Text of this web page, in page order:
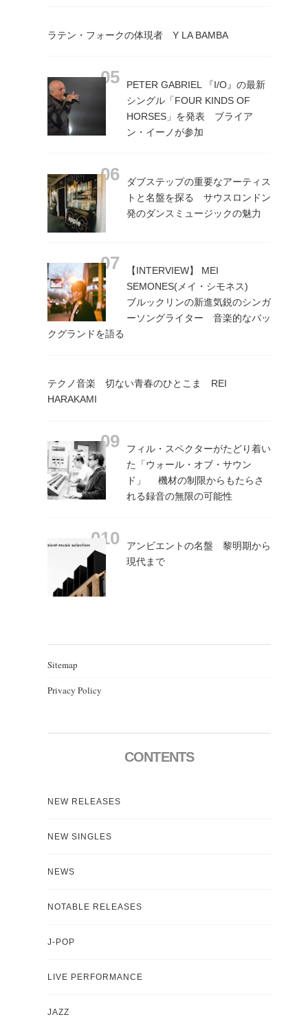
ラテン・フォークの体現者 Y LA BAMBA
PETER GABRIEL 『I/O』の最新
シングル「FOUR KINDS OF
HORSES」を発表 ブライア
ン・イーノが参加
ダブステップの重要なアーティス
トと名盤を探る サウスロンドン
発のダンスミュージックの魅力
【INTERVIEW】 MEI
SEMONES(メイ・シモネス)
ブルックリンの新進気鋭のシンガ
ーソングライター 音楽的なバッ
クグランドを語る
テクノ音楽 切ない青春のひとこま REI
HARAKAMI
フィル・スペクターがたどり着い
た「ウォール・オブ・サウン
ド」 機材の制限からもたらさ
れる録音の無限の可能性
アンビエントの名盤 黎明期から
現代まで
Sitemap
Privacy Policy
CONTENTS
NEW RELEASES
NEW SINGLES
NEWS
NOTABLE RELEASES
J-POP
LIVE PERFORMANCE
JAZZ